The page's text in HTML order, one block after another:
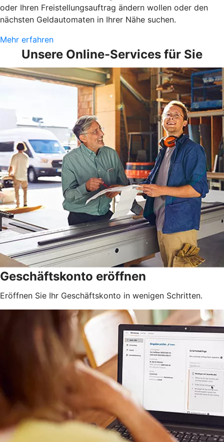
oder Ihren Freistellungsauftrag ändern wollen oder den
nächsten Geldautomaten in Ihrer Nähe suchen.
Mehr erfahren
Unsere Online-Services für Sie
Geschäftskonto eröffnen
Eröffnen Sie Ihr Geschäftskonto in wenigen Schritten.